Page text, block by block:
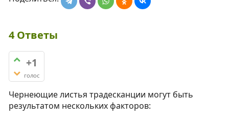
4Ответы
+1
голос
Чернеющие листья традесканции могут быть
результатом нескольких факторов: